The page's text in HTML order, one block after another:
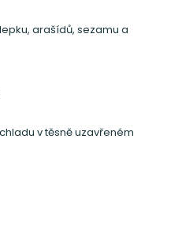
arašídů, sezamu a
v těsně uzavřeném